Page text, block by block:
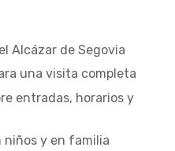
Alcázar de Segovia
una visita completa
entradas, horarios y
niños y en familia